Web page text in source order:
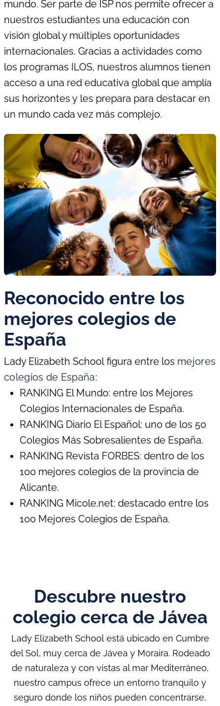
mundo. Ser parte de ISP nos permite ofrecer a
nuestros estudiantes una educación con
visión global y múltiples oportunidades
internacionales. Gracias a actividades como
los programas ILOS, nuestros alumnos tienen
acceso a una red educativa global que amplía
sus horizontes y les prepara para destacar en
un mundo cada vez más complejo.
Reconocido entre los
mejores colegios de
España
Lady Elizabeth Schoolfigura entre los mejores
colegios de España:
RANKING El Mundo: entre los Mejores
Colegios Internacionales de España.
RANKING Diario El Español: uno de los 50
Colegios Más Sobresalientes de España.
RANKING Revista FORBES: dentro de los
100 mejores colegios de la provincia de
Alicante.
RANKING Micole.net: destacado entre los
100 Mejores Colegios de España.
Descubre nuestro
colegio cerca de Jávea
Lady Elizabeth Schoolestá ubicado en Cumbre
del Sol, muy cerca de Jávea y Moraira. Rodeado
de naturaleza y con vistas al mar Mediterráneo,
nuestro campus ofrece un entorno tranquilo y
seguro donde los niños pueden concentrarse,